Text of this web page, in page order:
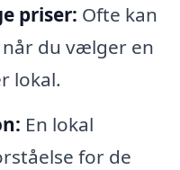
priser: Ofte kan
du vælger en
lokal.
En lokal
for de